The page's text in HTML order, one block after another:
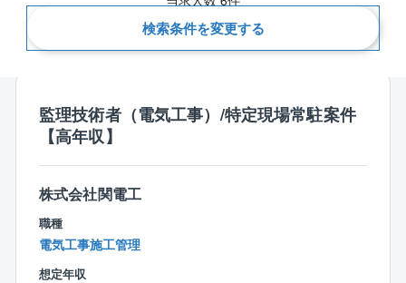
検索条件を変更する
新着順
監理技術者（電気工事）/特定現場常駐案件
【高年収】
株式会社関電工
職種
電気工事施工管理
想定年収